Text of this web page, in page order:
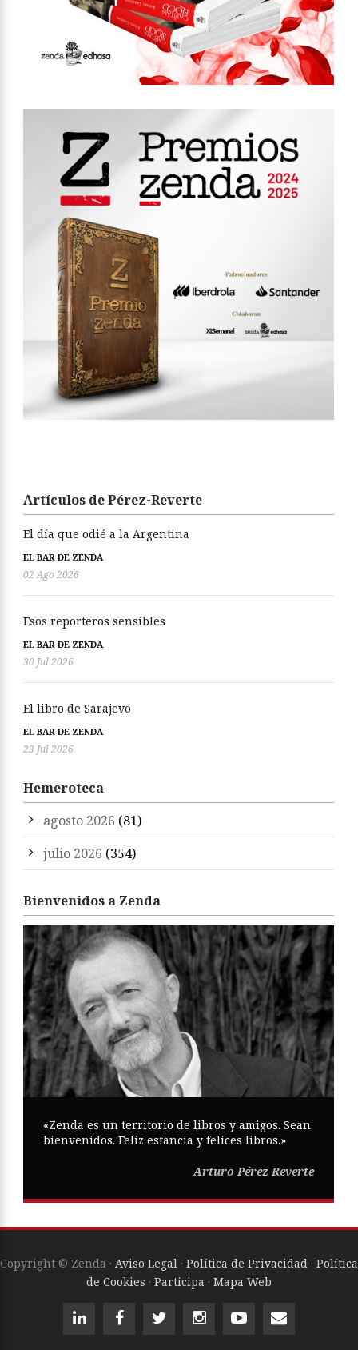
Artículos de Pérez-Reverte
El día que odié a la Argentina
EL BAR DE ZENDA
02 Ago 2026
Esos reporteros sensibles
EL BAR DE ZENDA
30 Jul 2026
El libro de Sarajevo
EL BAR DE ZENDA
23 Jul 2026
Hemeroteca
agosto 2026 (81)
julio 2026 (354)
Bienvenidos a Zenda
«Zenda es un territorio de libros y amigos. Sean
bienvenidos. Feliz estancia y felices libros.»
Arturo Pérez-Reverte
Copyright © Zenda · Aviso Legal · Política de Privacidad · Política
de Cookies · Participa · Mapa Web